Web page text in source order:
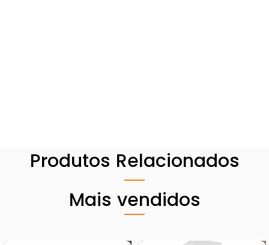
Produtos Relacionados
Mais vendidos